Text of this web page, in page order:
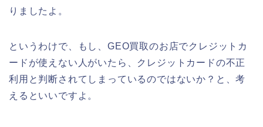
りましたよ。
というわけで、もし、GEO買取のお店でクレジットカ
ードが使えない人がいたら、クレジットカードの不正
利用と判断されてしまっているのではないか？と、考
えるといいですよ。